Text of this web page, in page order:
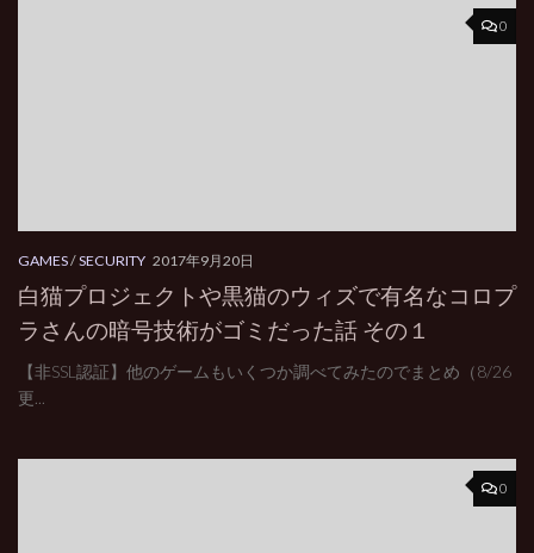
0
GAMES/SECURITY 2017年9月20日
白猫プロジェクトや黒猫のウィズで有名なコロプ
ラさんの暗号技術がゴミだった話 その１
【非SSL認証】他のゲームもいくつか調べてみたのでまとめ（8/26
更...
0